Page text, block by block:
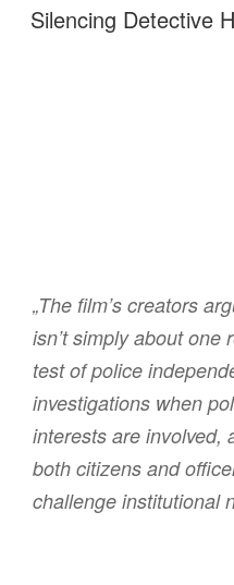
Silencing Detective
„The film’s creators
isn’t simply about one
test of police
investigations when
interests are involved,
both citizens and
challenge institutional